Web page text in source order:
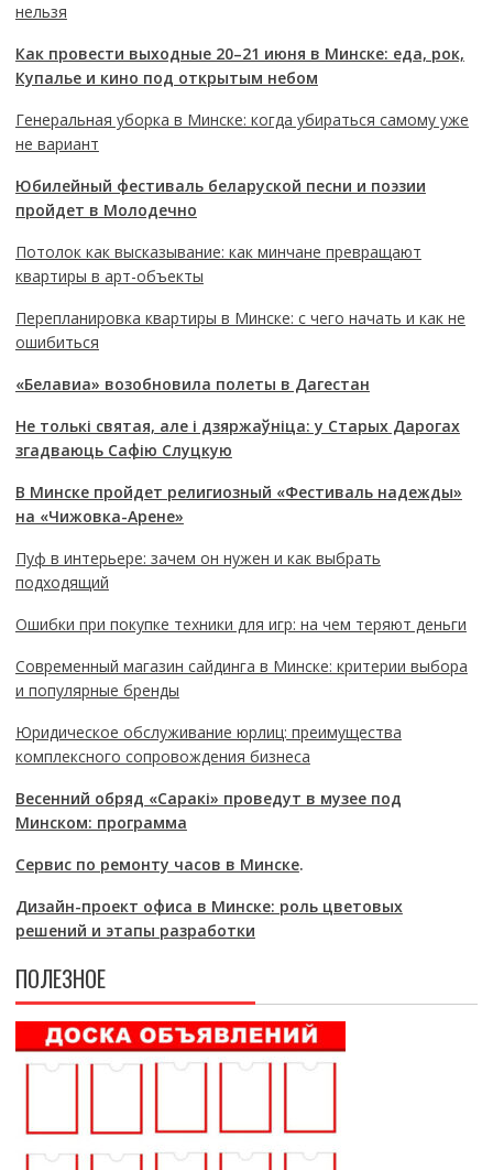
нельзя
Как провести выходные 20–21 июня в Минске: еда, рок,
Купалье и кино под открытым небом
Генеральная уборка в Минске: когда убираться самому уже
не вариант
Юбилейный фестиваль беларуской песни и поэзии
пройдет в Молодечно
Потолок как высказывание: как минчане превращают
квартиры в арт-объекты
Перепланировка квартиры в Минске: с чего начать и как не
ошибиться
«Белавиа» возобновила полеты в Дагестан
Не толькі святая, але і дзяржаўніца: у Старых Дарогах
згадваюць Сафію Слуцкую
В Минске пройдет религиозный «Фестиваль надежды»
на «Чижовка-Арене»
Пуф в интерьере: зачем он нужен и как выбрать
подходящий
Ошибки при покупке техники для игр: на чем теряют деньги
Современный магазин сайдинга в Минске: критерии выбора
и популярные бренды
Юридическое обслуживание юрлиц: преимущества
комплексного сопровождения бизнеса
Весенний обряд «Саракі» проведут в музее под
Минском: программа
Сервис по ремонту часов в Минске.
Дизайн-проект офиса в Минске: роль цветовых
решений и этапы разработки
ПОЛЕЗНОЕ